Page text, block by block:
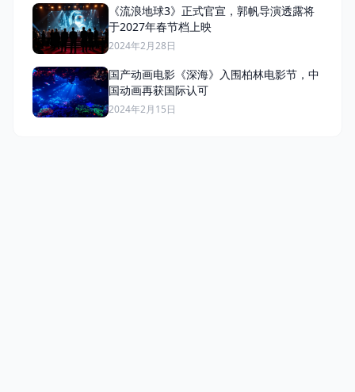
《流浪地球3》正式官宣，郭帆导演透露将
于2027年春节档上映
2024年2月28日
国产动画电影《深海》入围柏林电影节，中
国动画再获国际认可
2024年2月15日